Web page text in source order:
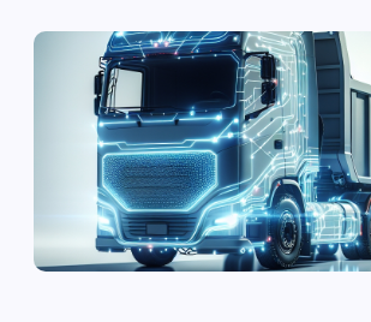
c
p